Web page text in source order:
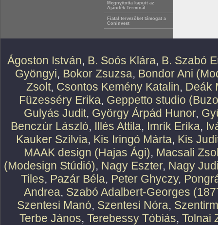
Megnyitotta kapuit az
Ajándék Terminál
Fiatal tervezőket támogat a
Coninvest
Ágoston István, B. Soós Klára, B. Szabó
Gyöngyi, Bokor Zsuzsa, Bondor Ani
Zsolt, Csontos Kemény Katalin, Deák
Füzesséry Erika, Geppetto studio
Gulyás Judit, György Árpád Hunor,
Benczúr László, Illés Attila, Imrik Erika,
Kauker Szilvia, Kis Iringó Márta, Kis
MAAK design (Hajas Ági), Macsali
(Modesign Stúdió), Nagy Eszter, Nagy
Tiles, Pazár Béla, Peter Ghyczy,
Andrea, Szabó Adalbert-Georges
Szentesi Manó, Szentesi Nóra,
Terbe János, Terebessy Tóbiás, Tolnai